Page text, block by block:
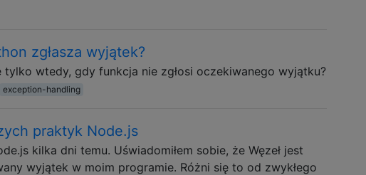
zgłasza wyjątek?
wtedy, gdy funkcja nie zgłosi oczekiwanego wyjątku?
exception-handling
praktyk Node.js
kilka dni temu. Uświadomiłem sobie, że Węzeł jest
wyjątek w moim programie. Różni się to od zwykłego